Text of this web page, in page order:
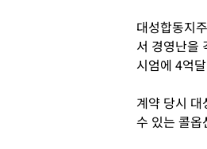
대성합동지
서 경영난을
시엄에 4억
계약 당시
수 있는 콜옵